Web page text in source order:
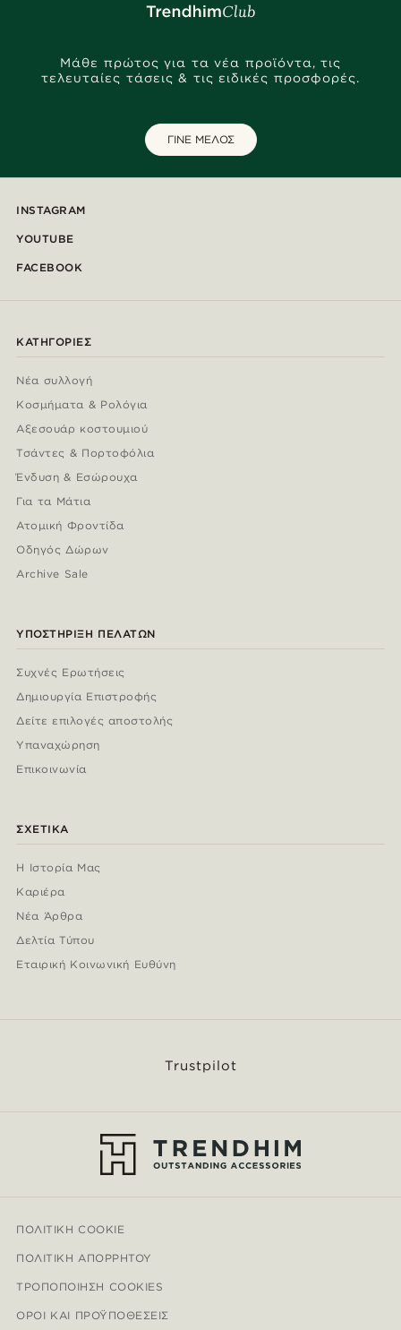
Μάθε πρώτος για τα νέα προϊόντα, τις
τελευταίες τάσεις & τις ειδικές προσφορές.
ΓΙΝΕ ΜΕΛΟΣ
INSTAGRAM
YOUTUBE
FACEBOOK
ΚΑΤΗΓΟΡΊΕΣ
Νέα συλλογή
Κοσμήματα & Ρολόγια
Αξεσουάρ κοστουμιού
Τσάντες & Πορτοφόλια
Ένδυση & Εσώρουχα
Για τα Μάτια
Ατομική Φροντίδα
Οδηγός Δώρων
Archive Sale
ΥΠΟΣΤΉΡΙΞΗ ΠΕΛΑΤΏΝ
Συχνές Ερωτήσεις
Δημιουργία Επιστροφής
Δείτε επιλογές αποστολής
Υπαναχώρηση
Επικοινωνία
ΣΧΕΤΙΚΆ
Η Ιστορία Μας
Καριέρα
Νέα Άρθρα
Δελτία Τύπου
Εταιρική Κοινωνική Ευθύνη
Trustpilot
ΠΟΛΙΤΙΚΉ COOKIE
ΠΟΛΙΤΙΚΉ ΑΠΟΡΡΉΤΟΥ
ΤΡΟΠΟΠΟΊΗΣΗ COOKIES
ΌΡΟΙ ΚΑΙ ΠΡΟΫΠΟΘΈΣΕΙΣ